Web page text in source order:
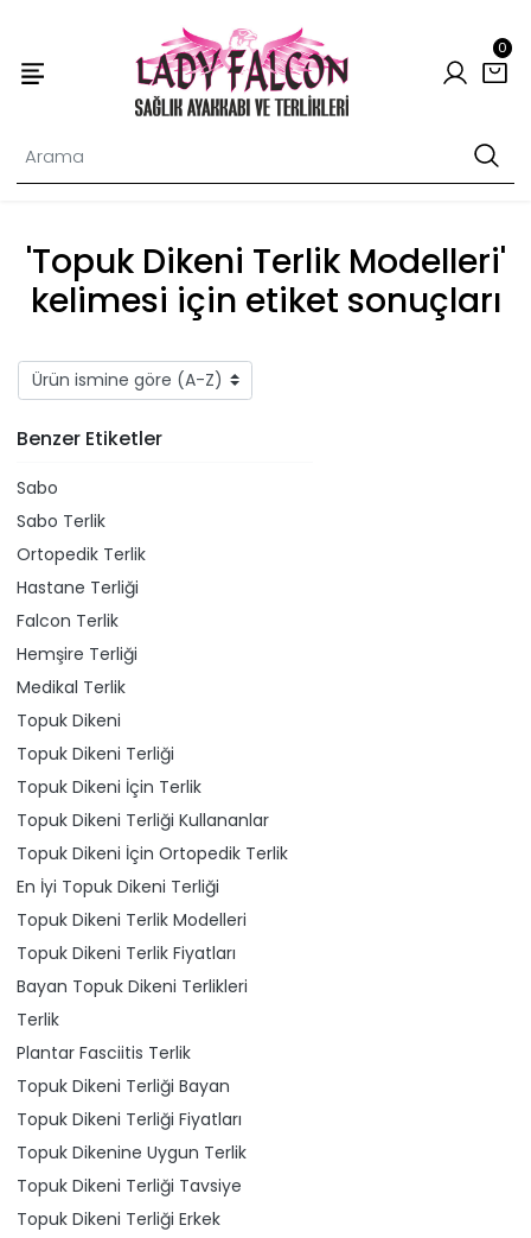
0
'Topuk Dikeni Terlik Modelleri'
kelimesi için etiket sonuçları
Benzer Etiketler
Sabo
Sabo Terlik
Ortopedik Terlik
Hastane Terliği
Falcon Terlik
Hemşire Terliği
Medikal Terlik
Topuk Dikeni
Topuk Dikeni Terliği
Topuk Dikeni İçin Terlik
Topuk Dikeni Terliği Kullananlar
Topuk Dikeni İçin Ortopedik Terlik
En İyi Topuk Dikeni Terliği
Topuk Dikeni Terlik Modelleri
Topuk Dikeni Terlik Fiyatları
Bayan Topuk Dikeni Terlikleri
Terlik
Plantar Fasciitis Terlik
Topuk Dikeni Terliği Bayan
Topuk Dikeni Terliği Fiyatları
Topuk Dikenine Uygun Terlik
Topuk Dikeni Terliği Tavsiye
Topuk Dikeni Terliği Erkek